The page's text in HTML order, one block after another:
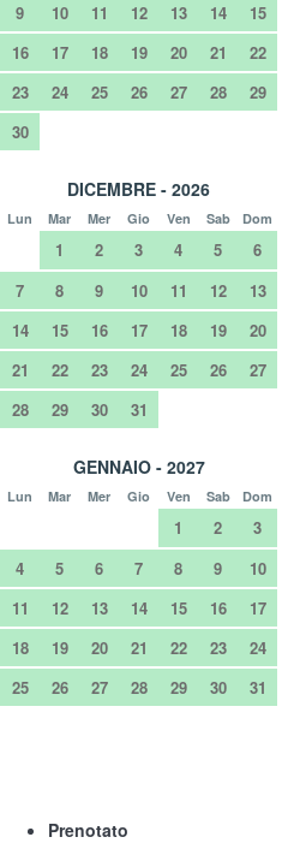
9
10 11 12 13 14
15
16
17 18 19 20 21
22
23
24 25 26 27 28
29
30
DICEMBRE - 2026
Lun Mar Mer Gio Ven Sab Dom
1 2 3 4 5
6
7
8 9 10 11 12
13
14
15 16 17 18 19
20
21
22 23 24 25 26
27
28
29 30 31
GENNAIO - 2027
Lun Mar Mer Gio Ven Sab Dom
1 2
3
4
5 6 7 8 9
10
11
12 13 14 15 16
17
18
19 20 21 22 23
24
25
26 27 28 29 30 31
Prenotato